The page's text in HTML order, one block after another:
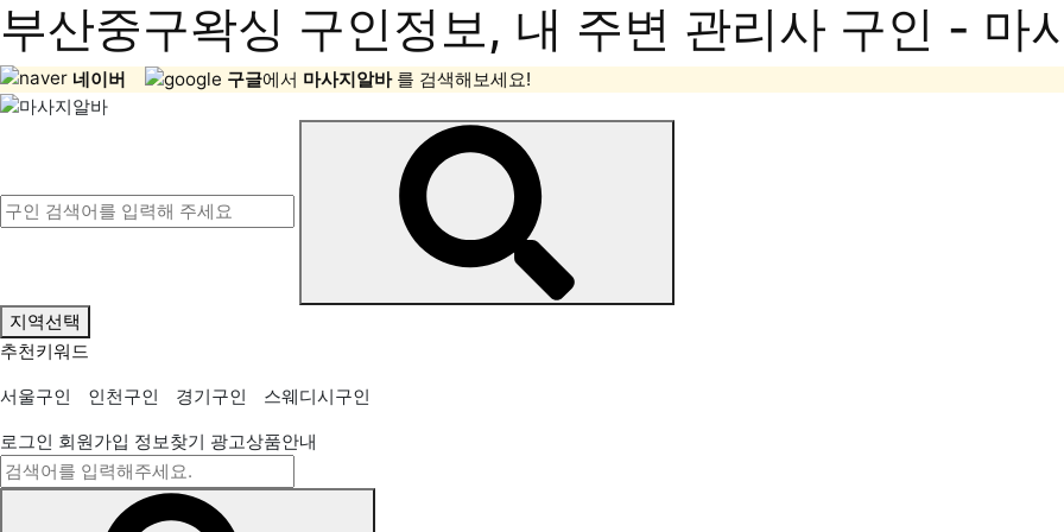
부산중구왁싱 구인정보, 내 주변 관리사 구인 - 마
네이버 구글에서 마사지알바 를 검색해보세요!
지역선택
추천키워드
서울구인
인천구인 경기구인
스웨디시구인
로그인 회원가입 정보찾기 광고상품안내